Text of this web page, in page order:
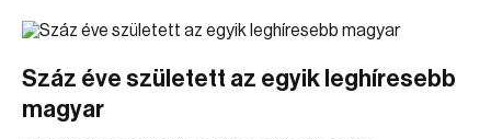
Száz éve született az egyik leghíresebb
magyar